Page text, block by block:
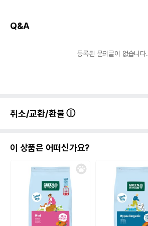
Q&A
등록된 문의글이 없습니다.
취소/교환/환불
이 상품은 어떠신가요?